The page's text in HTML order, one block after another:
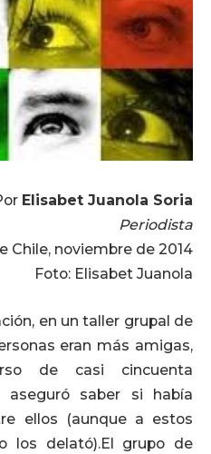
Elisabet Juanola Soria
Periodista
Chile, noviembre de 2014
Foto: Elisabet Juanola
en un taller grupal de
eran más amigas,
de casi cincuenta
aseguró saber si había
ellos (aunque a estos
los delató).El grupo de